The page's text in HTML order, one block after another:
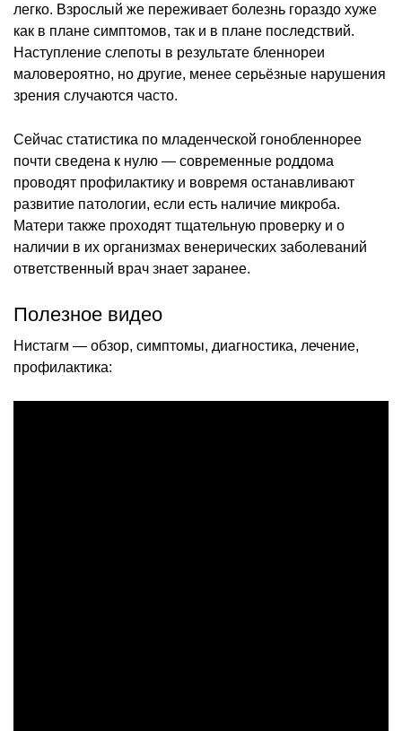
легко. Взрослый же переживает болезнь гораздо хуже
как в плане симптомов, так и в плане последствий.
Наступление слепоты в результате бленнореи
маловероятно, но другие, менее серьёзные нарушения
зрения случаются часто.
Сейчас статистика по младенческой гонобленнорее
почти сведена к нулю — современные роддома
проводят профилактику и вовремя останавливают
развитие патологии, если есть наличие микроба.
Матери также проходят тщательную проверку и о
наличии в их организмах венерических заболеваний
ответственный врач знает заранее.
Полезное видео
Нистагм — обзор, симптомы, диагностика, лечение,
профилактика: